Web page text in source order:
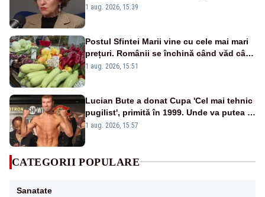
mare tâmpenie a fost că eu am crezut că
1 aug. 2026, 15:39
Postul Sfintei Marii vine cu cele mai mari
prețuri. Românii se închină când văd cât
costă mâncarea de zi cu zi
1 aug. 2026, 15:51
Lucian Bute a donat Cupa 'Cel mai tehnic
pugilist', primită în 1999. Unde va putea fi
admirat trofeul
1 aug. 2026, 15:57
CATEGORII POPULARE
Sanatate